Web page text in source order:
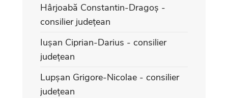
Hârjoabă Constantin-Dragoș -
consilier județean
Iușan Ciprian-Darius - consilier
județean
Lupșan Grigore-Nicolae - consilier
județean